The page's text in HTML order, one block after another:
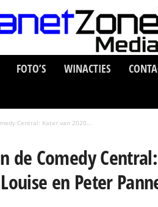
FOTO’S WINACTIES
Central: Kater van 2020...
de Comedy
en Peter